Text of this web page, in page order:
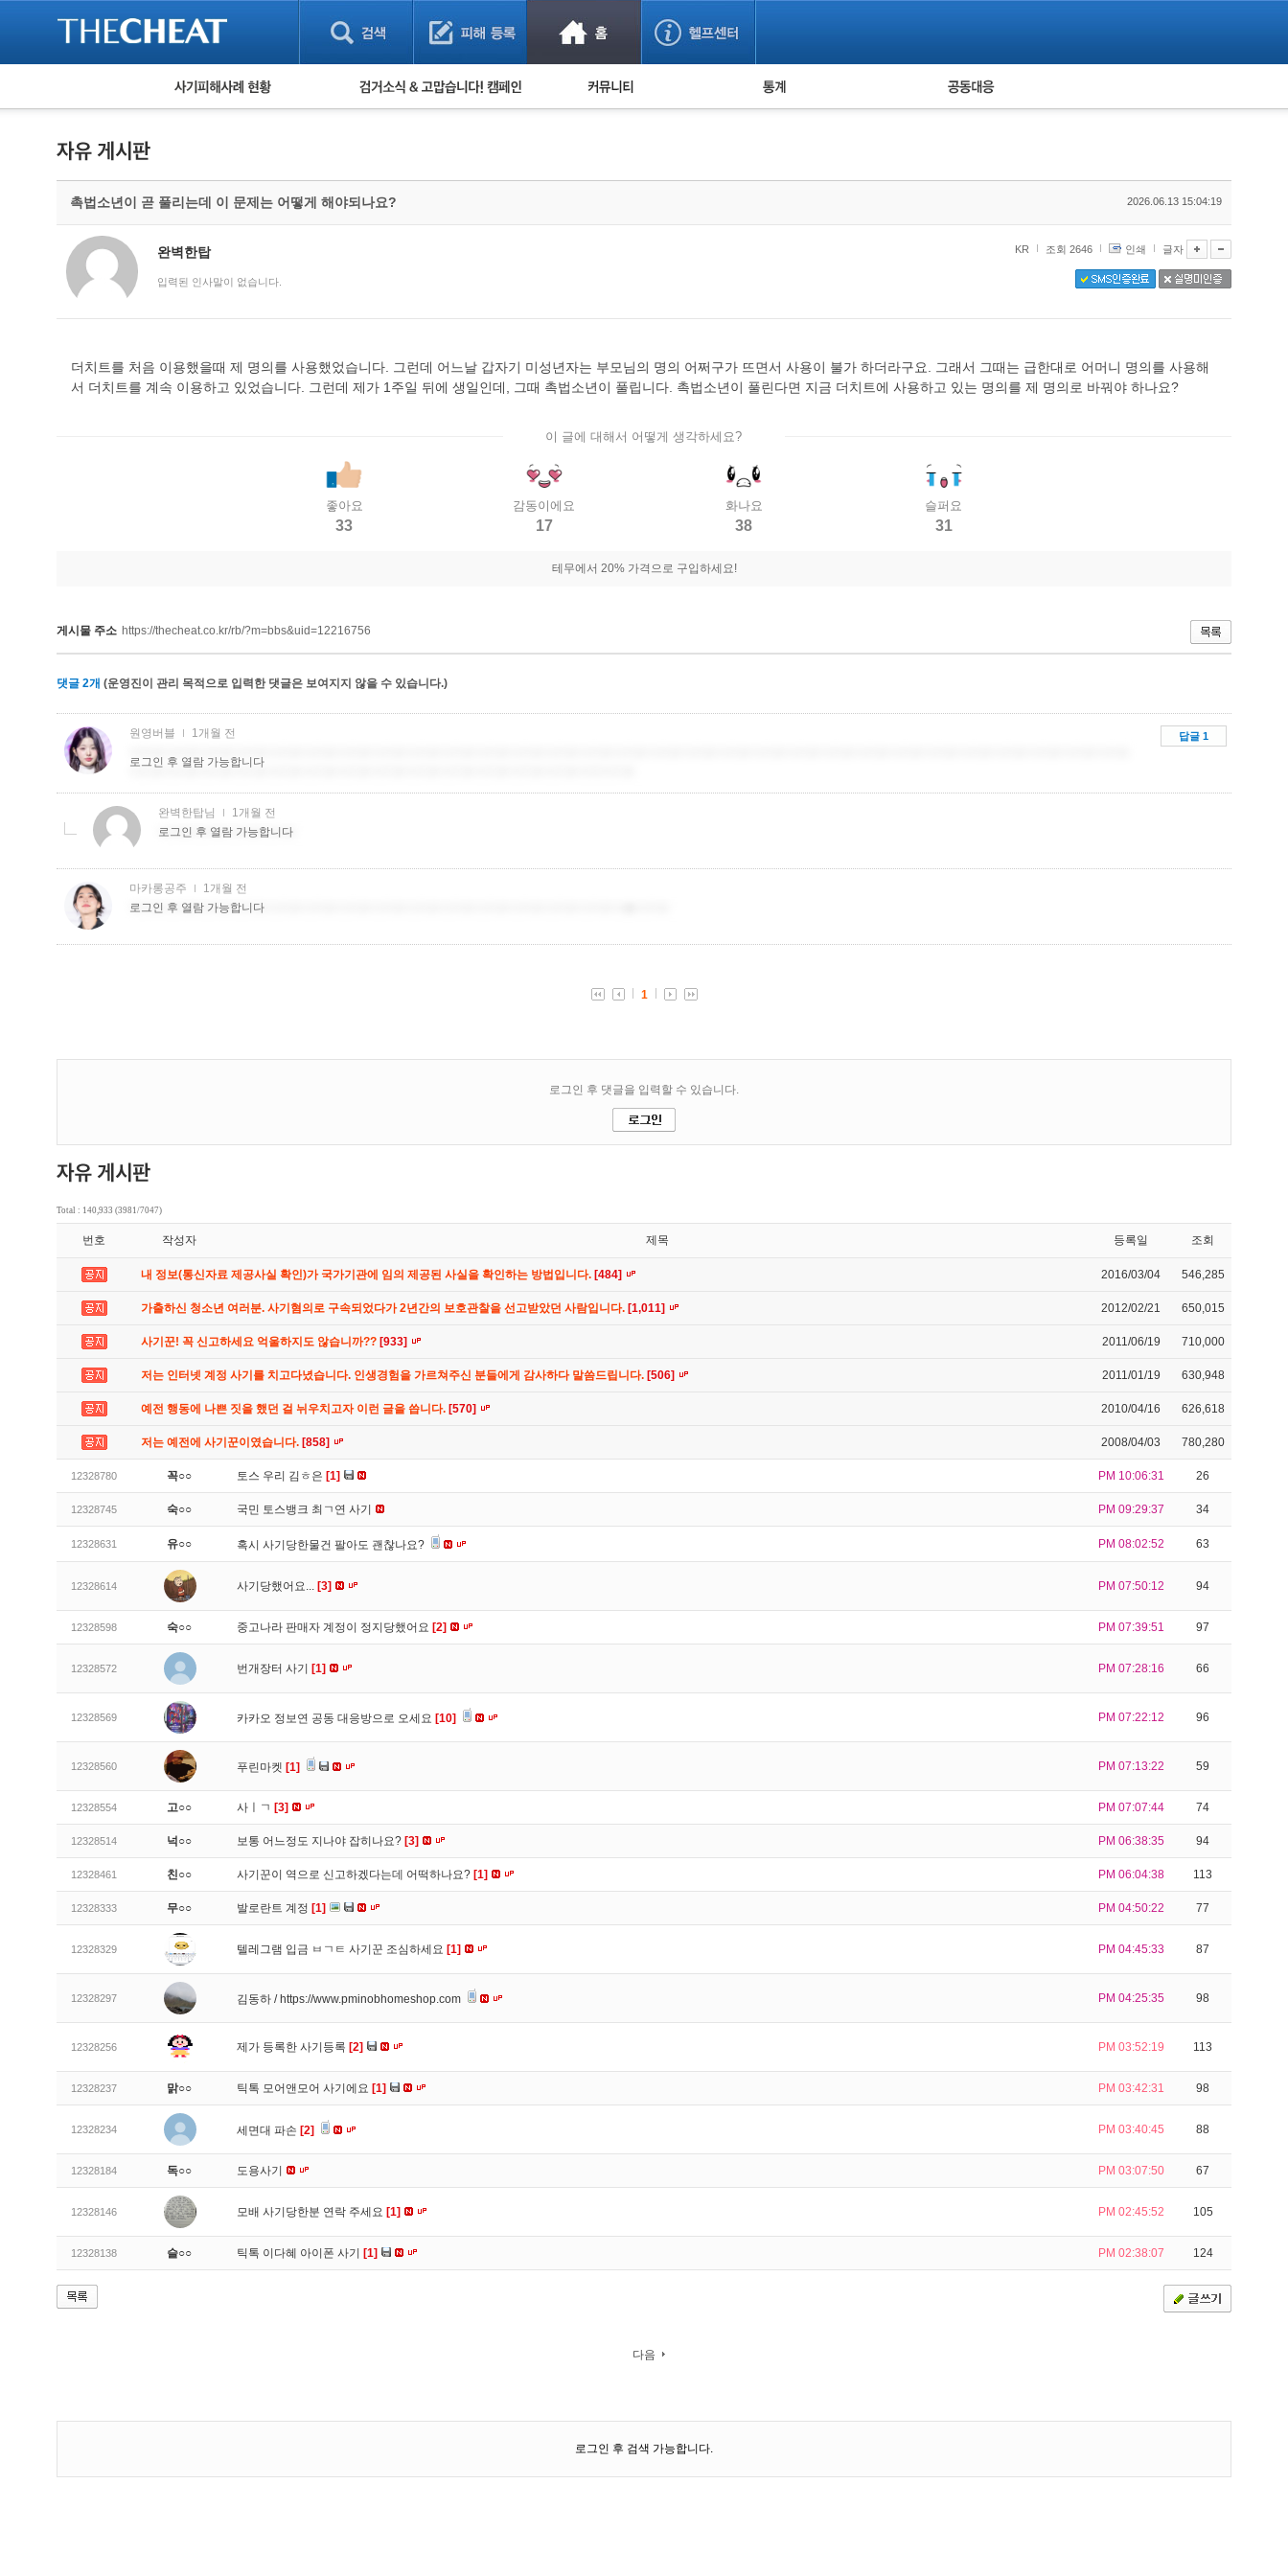
피해사례 현황
보이스피싱 피해사례
유해사이트 목록
비공개 피해사례
워킹홀리데이 피해사례
검거 소식 사기 예방했어요! 누적 피해사례 통계 피해자 공동대응
촉법소년이 곧 풀리는데 이 문제는 어떻게 해야되나요? 2026.06.13 15:04:19
완벽한탑
입력된 인사말이 없습니다.
KR 조회 2646 인쇄 글자
더치트를 처음 이용했을때 제 명의를 사용했었습니다. 그런데 어느날 갑자기 미성년자는 부모님의 명의 어쩌구가 뜨면서 사용이 불가 하더라구요. 그래서 그때는 급한대로 어머니 명의를 사용해
서 더치트를 계속 이용하고 있었습니다. 그런데 제가 1주일 뒤에 생일인데, 그때 촉법소년이 풀립니다. 촉법소년이 풀린다면 지금 더치트에 사용하고 있는 명의를 제 명의로 바꿔야 하나요?
이 글에 대해서 어떻게 생각하세요?
좋아요
33
감동이에요
17
화나요
38
슬퍼요
31
테무에서 20% 가격으로 구입하세요!
게시물 주소 https://thecheat.co.kr/rb/?m=bbs&uid=12216756
댓글 2개 (운영진이 관리 목적으로 입력한 댓글은 보여지지 않을 수 있습니다.)
Total : 140,933 (3981/7047)
번호 작성자 제목 등록일 조회
내 정보(통신자료 제공사실 확인)가 국가기관에 임의 제공된 사실을 확인하는 방법입니다. [484] 2016/03/04 546,285
가출하신 청소년 여러분. 사기혐의로 구속되었다가 2년간의 보호관찰을 선고받았던 사람입니다. [1,011] 2012/02/21 650,015
사기꾼! 꼭 신고하세요 억울하지도 않습니까?? [933] 2011/06/19 710,000
저는 인터넷 계정 사기를 치고다녔습니다. 인생경험을 가르쳐주신 분들에게 감사하다 말씀드립니다. [506] 2011/01/19 630,948
예전 행동에 나쁜 짓을 했던 걸 뉘우치고자 이런 글을 씁니다. [570] 2010/04/16 626,618
저는 예전에 사기꾼이였습니다. [858] 2008/04/03 780,280
12328780 꼭○○ 토스 우리 김ㅎ은 [1] PM 10:06:31 26
12328745 숙○○ 국민 토스뱅크 최ㄱ연 사기 PM 09:29:37 34
12328631 유○○ 혹시 사기당한물건 팔아도 괜찮나요? PM 08:02:52 63
12328614 사기당했어요... [3] PM 07:50:12 94
12328598 숙○○ 중고나라 판매자 계정이 정지당했어요 [2] PM 07:39:51 97
12328572 번개장터 사기 [1] PM 07:28:16 66
12328569 카카오 정보연 공동 대응방으로 오세요 [10] PM 07:22:12 96
12328560 푸린마켓 [1] PM 07:13:22 59
12328554 고○○ 사ㅣㄱ [3] PM 07:07:44 74
12328514 넉○○ 보통 어느정도 지나야 잡히나요? [3] PM 06:38:35 94
12328461 친○○ 사기꾼이 역으로 신고하겠다는데 어떡하나요? [1] PM 06:04:38 113
12328333 무○○ 발로란트 계정 [1] PM 04:50:22 77
12328329 텔레그램 입금 ㅂㄱㅌ 사기꾼 조심하세요 [1] PM 04:45:33 87
12328297 김동하 / https://www.pminobhomeshop.com PM 04:25:35 98
12328256 제가 등록한 사기등록 [2] PM 03:52:19 113
12328237 맑○○ 틱톡 모어앤모어 사기에요 [1] PM 03:42:31 98
12328234 세면대 파손 [2] PM 03:40:45 88
12328184 독○○ 도용사기 PM 03:07:50 67
12328146 모배 사기당한분 연락 주세요 [1] PM 02:45:52 105
12328138 슬○○ 틱톡 이다혜 아이폰 사기 [1] PM 02:38:07 124
다음
로그인 후 검색 가능합니다.